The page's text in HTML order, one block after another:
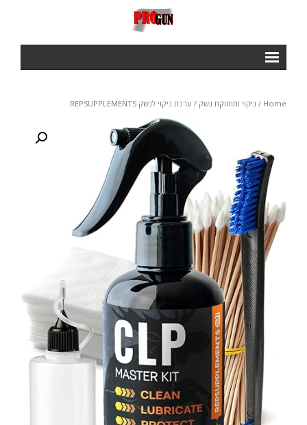
Courses
- IROA RANGE OFFICERS COURSE
- NROI IPCS RANGE OFFICERS COURSE
GALLERY
חנות
תנאי שימוש ותקנון
צור קשר
קורסים
- קורס ירי מעשי
- קורס שופטי ירי מעשי – מקומי -NROI
Home
/ ניקוי ותחזוקת נשק / ערכת ניקוי לנשק REPSUPPLEMENTS